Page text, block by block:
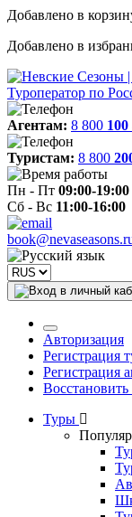
Добавлено в
Добавлено в
Туроператор по
Агентам: 8 800 100
Туристам: 8 800
Пн - Пт 09:00-19:00
Сб - Вс 11:00-16:00
Авторизация
Регистрация
Регистрация
Восстановить
Туры